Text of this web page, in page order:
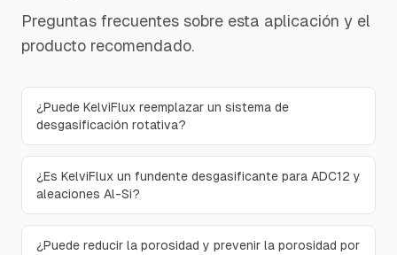
Preguntas frecuentes sobre esta aplicación y el
producto recomendado.
¿Puede KelviFlux reemplazar un sistema de
desgasificación rotativa?
¿Es KelviFlux un fundente desgasificante para ADC12 y
aleaciones Al-Si?
¿Puede reducir la porosidad y prevenir la porosidad por